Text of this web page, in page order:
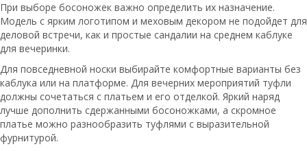
При выборе босоножек важно определить их назначение.
Модель с ярким логотипом и меховым декором не подойдет для
деловой встречи, как и простые сандалии на среднем каблуке
для вечеринки.
Для повседневной носки выбирайте комфортные варианты без
каблука или на платформе. Для вечерних мероприятий туфли
должны сочетаться с платьем и его отделкой. Яркий наряд
лучше дополнить сдержанными босоножками, а скромное
платье можно разнообразить туфлями с выразительной
фурнитурой.